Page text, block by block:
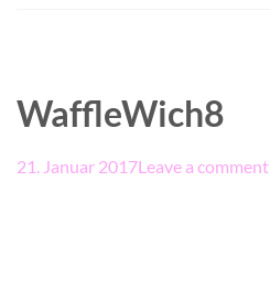
WaffleWich8
21. Januar 2017Leave a comment